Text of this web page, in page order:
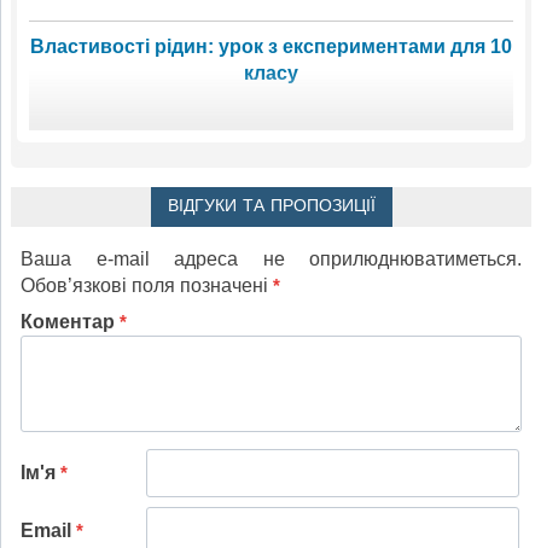
Властивості рідин: урок з експериментами для 10
класу
ВІДГУКИ ТА ПРОПОЗИЦІЇ
Ваша e-mail адреса не оприлюднюватиметься.
Обов’язкові поля позначені *
Коментар *
Ім'я *
Email *